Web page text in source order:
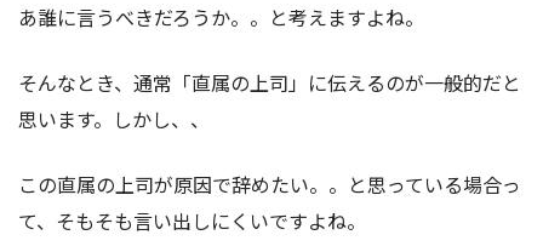
あ誰に言うべきだろうか。。と考えますよね。
そんなとき、通常「直属の上司」に伝えるのが一般的だと
思います。しかし、、
この直属の上司が原因で辞めたい。。と思っている場合っ
て、そもそも言い出しにくいですよね。